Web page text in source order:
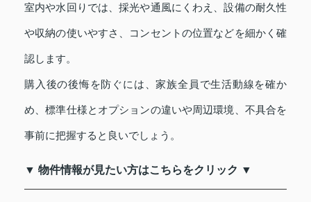
室内や水回りでは、採光や通風にくわえ、設備の耐久性
や収納の使いやすさ、コンセントの位置などを細かく確
認します。
購入後の後悔を防ぐには、家族全員で生活動線を確か
め、標準仕様とオプションの違いや周辺環境、不具合を
事前に把握すると良いでしょう。
▼ 物件情報が見たい方はこちらをクリック ▼